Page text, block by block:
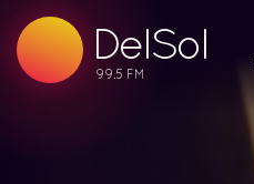
DelSol
99.5 FM
99.5 FM
99.5 FM